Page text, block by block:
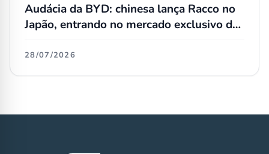
Audácia da BYD: chinesa lança Racco no
Japão, entrando no mercado exclusivo de
28/07/2026